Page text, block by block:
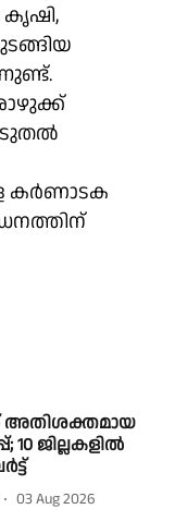
കൃഷി,
കർണാടക
അതിശക്തമായ
10 ജില്ലകളിൽ
03 Aug 2026